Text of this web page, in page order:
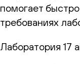
помогает
требованиях
Лаборатория 17